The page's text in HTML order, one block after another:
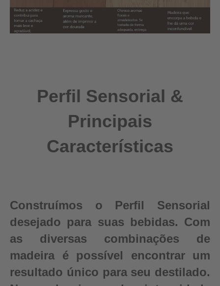
Perfil Sensorial &
Principais
Características
Construímos o Perfil Sensorial
desejado para suas bebidas. Com
as diversas combinações de
madeira é possível encontrar um
resultado único para seu destilado.